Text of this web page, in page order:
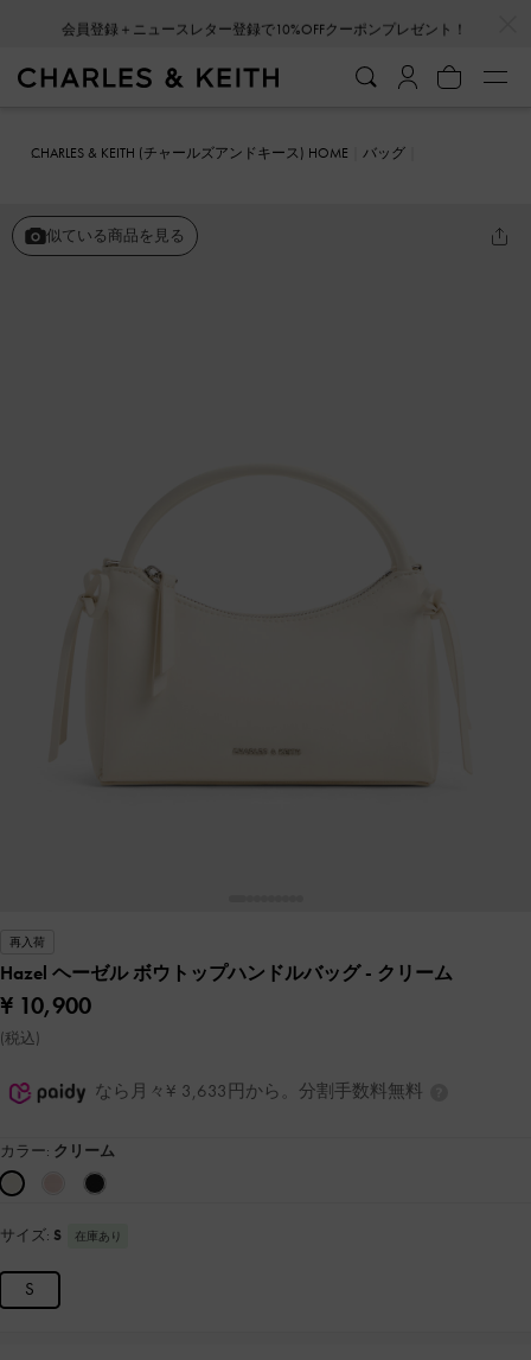
会員登録＋ニュースレター登録で10%OFFクーポンプレゼント！
CHARLES & KEITH (チャールズアンドキース) HOME
バッグ
似ている商品を見る
再入荷
Hazel ヘーゼル ボウトップハンドルバッグ- クリーム
¥ 10,900
(税込)
なら月々¥ 3,633円から。分割手数料無料
カラー: クリーム
サイズ: S 在庫あり
S